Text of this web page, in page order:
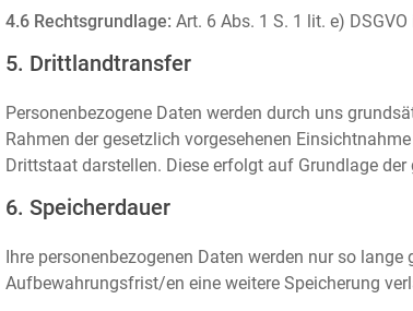
4.6 Rechtsgrundlage: Art. 6 Abs. 1 S. 1 lit. e)
5. Drittlandtransfer
Personenbezogene Daten werden durch uns
Rahmen der gesetzlich vorgesehenen
Drittstaat darstellen. Diese erfolgt auf Grundlage
6. Speicherdauer
Ihre personenbezogenen Daten werden nur so
Aufbewahrungsfrist/en eine weitere Speicherung